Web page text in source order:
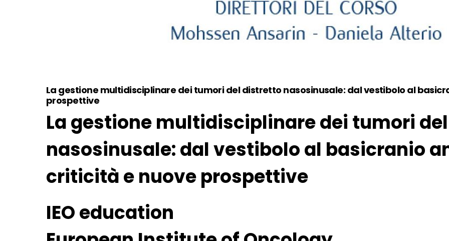
La gestione multidisciplinare dei tumori del distretto nasosinusale: dal vestibolo al
prospettive
La gestione multidisciplinare dei tumori
nasosinusale: dal vestibolo al basicranio
criticità e nuove prospettive
IEO education